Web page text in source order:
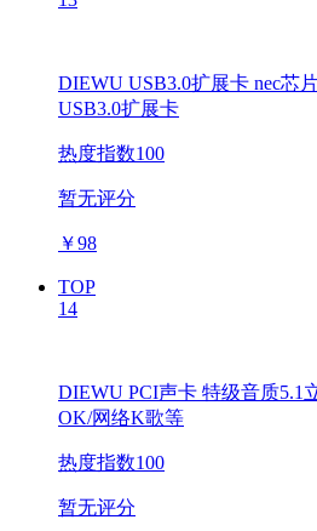
DIEWU USB3.0扩展卡 nec芯
USB3.0扩展卡
热度指数100
暂无评分
￥98
TOP
14
DIEWU PCI声卡 特级音质5.1
OK/网络K歌等
热度指数100
暂无评分